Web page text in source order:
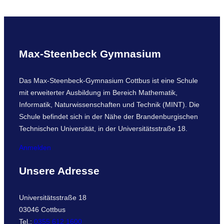
Max-Steenbeck Gymnasium
Das Max-Steenbeck-Gymnasium Cottbus ist eine Schule
mit erweiterter Ausbildung im Bereich Mathematik,
Informatik, Naturwissenschaften und Technik (MINT). Die
Schule befindet sich in der Nähe der Brandenburgischen
Technischen Universität, in der Universitätsstraße 18.
Anmelden
Unsere Adresse
Universitätsstraße 18
03046 Cottbus
Tel.: 0355 612 1600